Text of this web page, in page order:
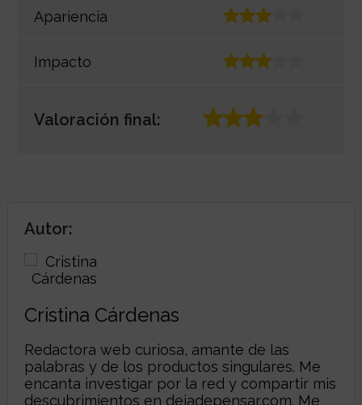
Apariencia
Impacto
Valoración final:
Autor:
Cristina Cárdenas
Redactora web curiosa, amante de las
palabras y de los productos singulares. Me
encanta investigar por la red y compartir mis
descubrimientos en dejadepensar.com. Me